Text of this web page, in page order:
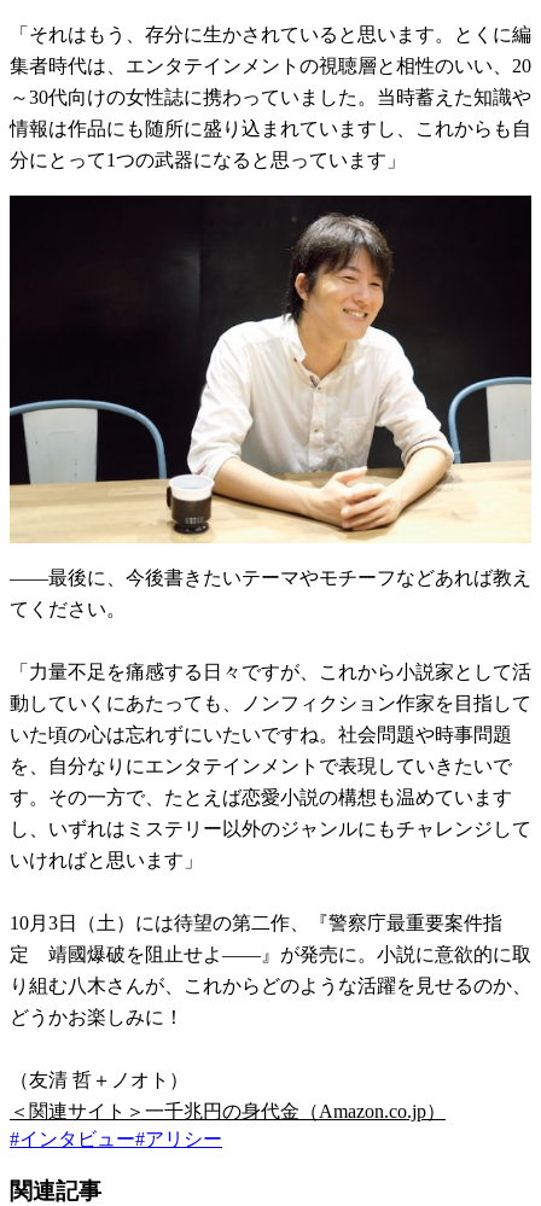
「それはもう、存分に生かされていると思います。とくに編
集者時代は、エンタテインメントの視聴層と相性のいい、20
～30代向けの女性誌に携わっていました。当時蓄えた知識や
情報は作品にも随所に盛り込まれていますし、これからも自
分にとって1つの武器になると思っています」
――最後に、今後書きたいテーマやモチーフなどあれば教え
てください。
「力量不足を痛感する日々ですが、これから小説家として活
動していくにあたっても、ノンフィクション作家を目指して
いた頃の心は忘れずにいたいですね。社会問題や時事問題
を、自分なりにエンタテインメントで表現していきたいで
す。その一方で、たとえば恋愛小説の構想も温めています
し、いずれはミステリー以外のジャンルにもチャレンジして
いければと思います」
10月3日（土）には待望の第二作、『警察庁最重要案件指
定 靖國爆破を阻止せよ――』が発売に。小説に意欲的に取
り組む八木さんが、これからどのような活躍を見せるのか、
どうかお楽しみに！
（友清 哲＋ノオト）
＜関連サイト＞一千兆円の身代金（Amazon.co.jp）
#インタビュー#アリシー
関連記事